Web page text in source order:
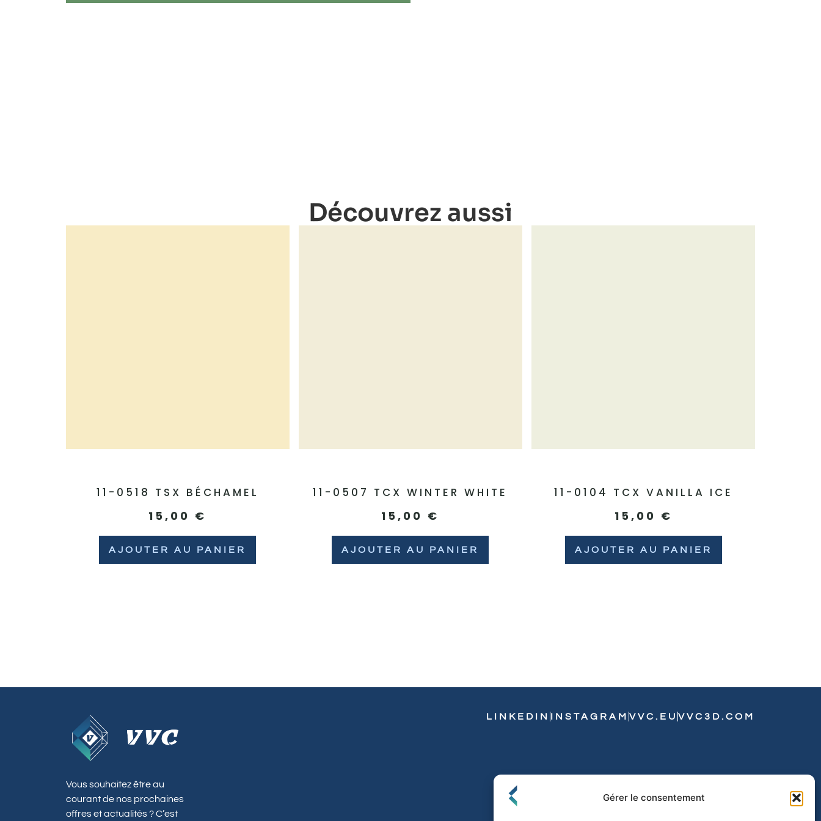
Gérer le consentement
Découvrez aussi
11-0518 TSX BÉCHAMEL
15,00 €
AJOUTER AU PANIER
11-0507 TCX WINTER WHITE
15,00 €
AJOUTER AU PANIER
11-0104 TCX VANILLA ICE
15,00 €
AJOUTER AU PANIER
Vous souhaitez être au
courant de nos prochaines
offres et actualités ? C’est
LINKEDIN INSTAGRAM VVC.EU VVC3D.COM